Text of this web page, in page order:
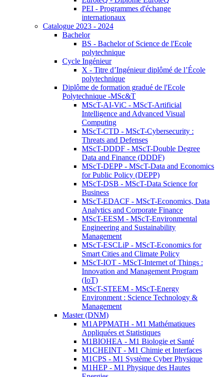
PEI - Programmes d'échange
internationaux
Catalogue 2023 - 2024
Bachelor
BS - Bachelor of Science de l'Ecole
polytechnique
Cycle Ingénieur
X - Titre d’Ingénieur diplômé de l’École
polytechnique
Diplôme de formation gradué de l'Ecole
Polytechnique -MSc&T
MScT-AI-ViC - MScT-Artificial
Intelligence and Advanced Visual
Computing
MScT-CTD - MScT-Cybersecurity :
Threats and Defenses
MScT-DDDF - MScT-Double Degree
Data and Finance (DDDF)
MScT-DEPP - MScT-Data and Economics
for Public Policy (DEPP)
MScT-DSB - MScT-Data Science for
Business
MScT-EDACF - MScT-Economics, Data
Analytics and Corporate Finance
MScT-EESM - MScT-Environmental
Engineering and Sustainability
Management
MScT-ESCLiP - MScT-Economics for
Smart Cities and Climate Policy
MScT-IOT - MScT-Internet of Things :
Innovation and Management Program
(IoT)
MScT-STEEM - MScT-Energy
Environment : Science Technology &
Management
Master (DNM)
M1APPMATH - M1 Mathématiques
Appliquées et Statistiques
M1BIOHEA - M1 Biologie et Santé
M1CHEINT - M1 Chimie et Interfaces
M1CPS - M1 Système Cyber Physique
M1HEP - M1 Physique des Hautes